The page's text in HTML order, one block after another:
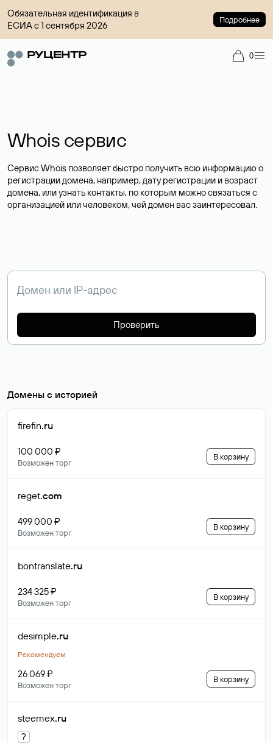
Обязательная идентификация в
ЕСИА с 1 сентября 2026
Подробнее
0
Whois сервис
Сервис Whois позволяет быстро получить всю информацию о
регистрации домена, например, дату регистрации и возраст
домена, или узнать контакты, по которым можно связаться с
организацией или человеком, чей домен вас заинтересовал.
Проверить
Домены с историей
firefin.ru
100 000 ₽
Возможен торг
В корзину
reget.com
499 000 ₽
Возможен торг
В корзину
bontranslate.ru
234 325 ₽
Возможен торг
В корзину
desimple.ru
Рекомендуем
26 069 ₽
Возможен торг
В корзину
steemex.ru
?